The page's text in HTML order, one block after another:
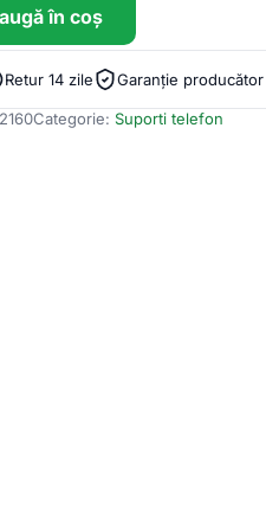
în coș
Retur 14 zile Garanție producător
Categorie:Suporti telefon